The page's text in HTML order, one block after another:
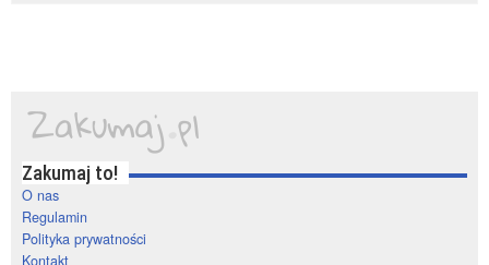
Zakumaj to!
O nas
Regulamin
Polityka prywatności
Kontakt